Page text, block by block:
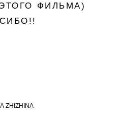
ФИЛЬМА)
ZHIZHINA